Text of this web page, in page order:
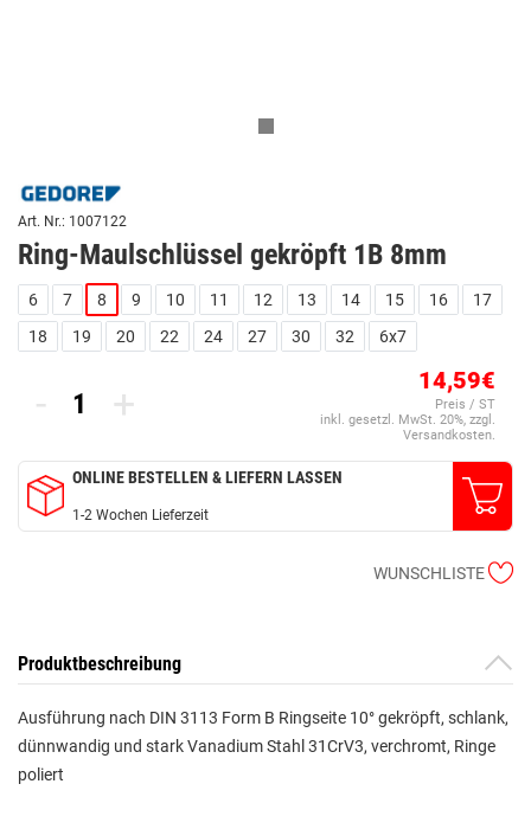
Art. Nr.: 1007122
Ring-Maulschlüssel gekröpft 1B 8mm
6 7 8 9 10 11 12 13 14 15 16
17
18
19 20 22 24 27 30 32 6x7
- + 14,59€
Preis / ST
inkl. gesetzl. MwSt. 20%, zzgl.
Versandkosten.
ONLINE BESTELLEN & LIEFERN LASSEN
1-2 Wochen Lieferzeit
WUNSCHLISTE
Produktbeschreibung
Ausführung nach DIN 3113 Form B Ringseite 10° gekröpft, schlank,
dünnwandig und stark Vanadium Stahl 31CrV3, verchromt, Ringe
poliert